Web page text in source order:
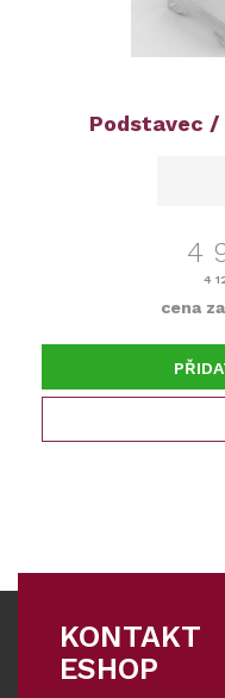
Podstavec /
4
4
cena za
KONTAKT
ESHOP